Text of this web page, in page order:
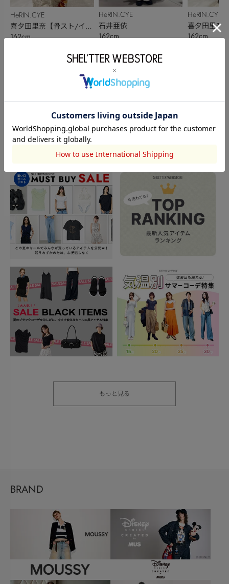
HeRIN.CYE
喜夕田里奈【骨スト/イエ
ベ秋】
162cm
HeRIN.CYE
石井亜依
162cm
HeRIN.CYE
喜夕田里奈
ベ秋】
162cm
このアイテムを見た人がチェックしている商品
閲覧中カテゴリーのランキング
TOPICS
もっと見る
BRAND